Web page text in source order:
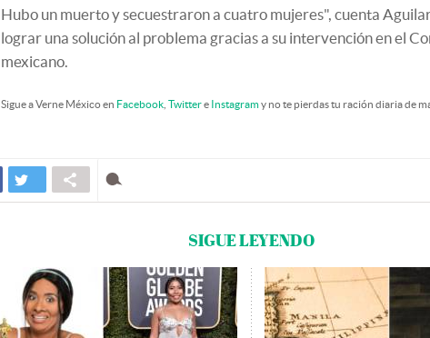
Hubo un muerto y secuestraron a cuatro mujeres", cuenta
lograr una solución al problema gracias a su intervención en el
mexicano.
Sigue a Verne México en Facebook Twittere Instagramy no te pierdas tu ración diaria de
SIGUE LEYENDO